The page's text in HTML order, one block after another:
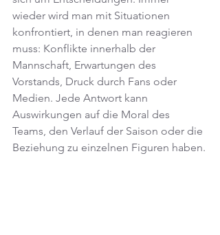
wieder wird man mit Situationen
konfrontiert, in denen man reagieren
muss: Konflikte innerhalb der
Mannschaft, Erwartungen des
Vorstands, Druck durch Fans oder
Medien. Jede Antwort kann
Auswirkungen auf die Moral des
Teams, den Verlauf der Saison oder die
Beziehung zu einzelnen Figuren haben.